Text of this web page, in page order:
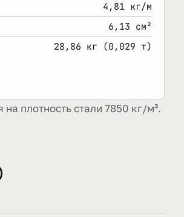
4,81 кг/м
6,13 см²
28,86 кг (0,029 т)
плотность стали 7850 кг/м³.